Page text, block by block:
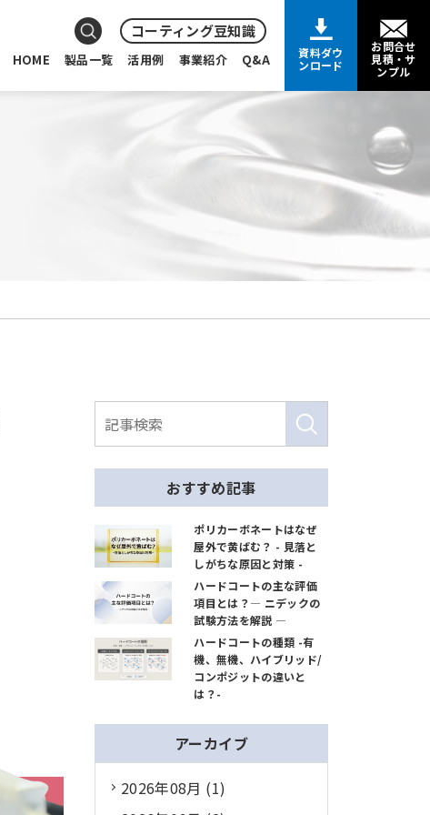
コーティング豆知識
HOME 製品一覧 活用例 事業紹介 Q&A
資料ダウ
ンロード
お問合せ
見積・サ
ンプル
おすすめ記事
ポリカーボネートはなぜ
屋外で黄ばむ？ - 見落と
しがちな原因と対策 -
ハードコートの主な評価
項目とは？― ニデックの
試験方法を解説 ―
ハードコートの種類 -有
機、無機、ハイブリッド/
コンポジットの違いと
は？-
アーカイブ
2026年08月 (1)